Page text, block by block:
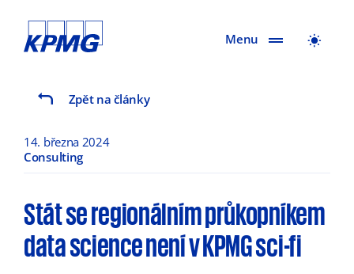
Menu
Zpět na články
14. března 2024
Consulting
Stát se regionálním průkopníkem
data science není v KPMG sci-fi